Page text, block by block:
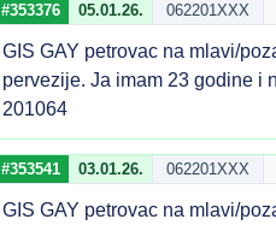
#353376 05.01.26. 062201XXX
GIS GAY petrovac na mlavi/
pervezije. Ja imam 23 godine i
201064
#353541 03.01.26. 062201XXX
GIS GAY petrovac na mlavi/